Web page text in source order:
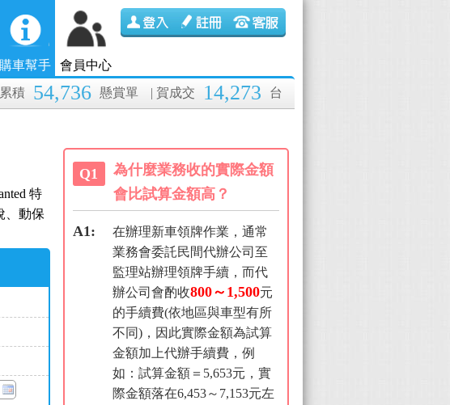
購車幫手 會員中心
| 賀成交 14,273 台
積 54,736 懸賞單
特
、動保
Q1
為什麼業務收的實際金額
會比試算金額高？
A1:
在辦理新車領牌作業，通常
業務會委託民間代辦公司至
監理站辦理領牌手續，而代
辦公司會酌收800～1,500元
的手續費(依地區與車型有所
不同)，因此實際金額為試算
金額加上代辦手續費，例
如：試算金額＝5,653元，實
際金額落在6,453～7,153元左